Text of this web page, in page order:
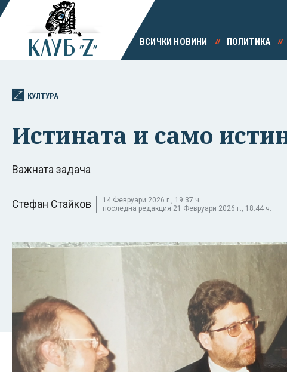
ВСИЧКИ НОВИНИ ПОЛИТИКА
КУЛТУРА
Истината и само
Важната задача
Стефан Стайков
14 Февруари 2026 г., 19:37 ч.
последна редакция 21 Февруари 2026 г., 18:44 ч.